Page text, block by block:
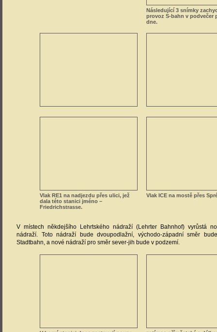
Následující 3 snímky
provoz S-bahn v podvečer
dne.
Vlak RE1 na nadjezdu přes ulici, jež
dala této stanici jméno –
Friedrichstrasse.
Vlak ICE na mostě přes
V místech někdejšího Lehrtského nádraží (Lehrter Bahnhof) vyrůstá
nádraží. Toto nádraží bude dvoupodlažní, východo-západní směr
Stadtbahn, a nové nádraží pro směr sever-jih bude v podzemí.